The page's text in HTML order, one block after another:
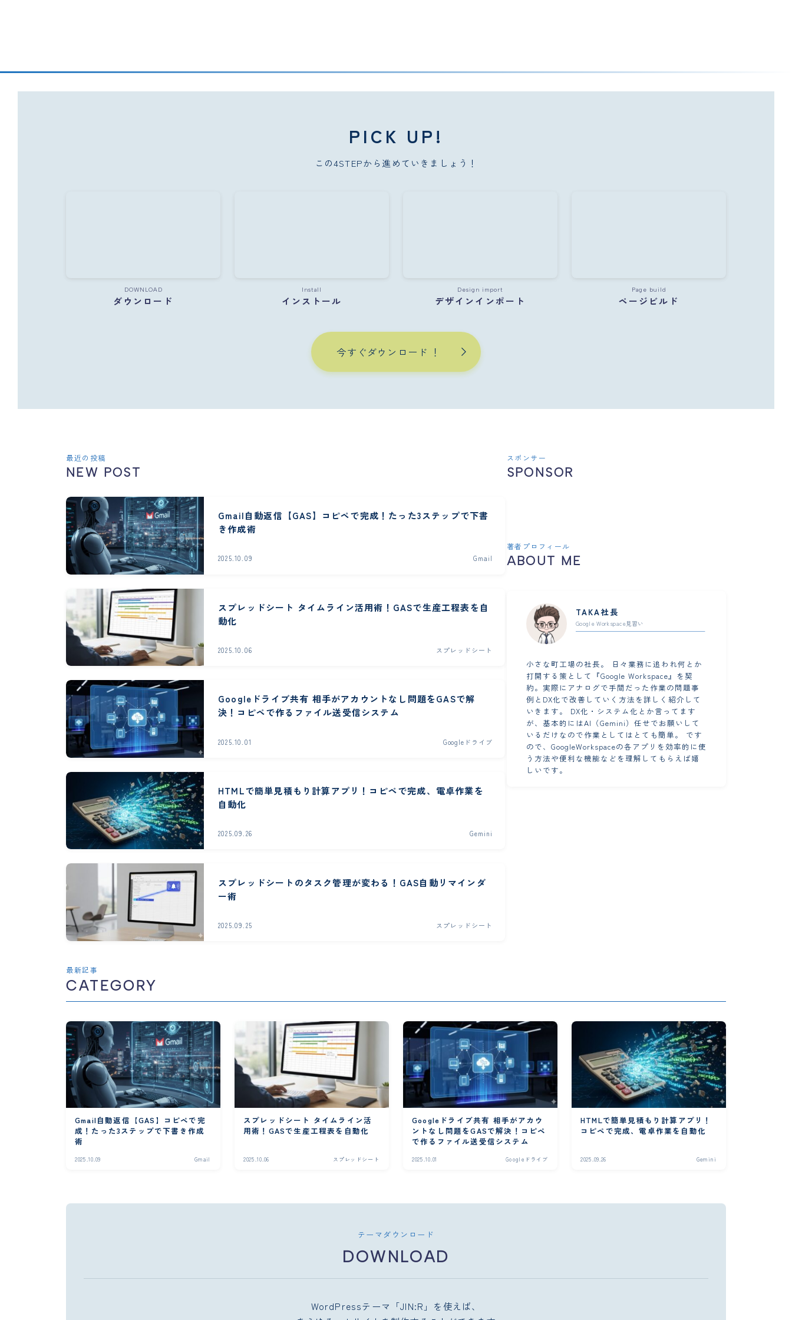
PICK UP!
この4STEPから進めていきましょう！
DOWNLOAD
ダウンロード
Install
インストール
Design import
デザインインポート
Page build
ページビルド
今すぐダウンロード ！
最近の投稿
NEW POST
Gmail自動返信【GAS】コピペで完成！たった3ステップで下書
き作成術
2025.10.09 Gmail
スプレッドシート タイムライン活用術！GASで生産工程表を自
動化
2025.10.06 スプレッドシート
Googleドライブ共有 相手がアカウントなし問題をGASで解
決！コピペで作るファイル送受信システム
2025.10.01 Googleドライブ
HTMLで簡単見積もり計算アプリ！コピペで完成、電卓作業を
自動化
2025.09.26 Gemini
スプレッドシートのタスク管理が変わる！GAS自動リマインダ
ー術
2025.09.25 スプレッドシート
スポンサー
SPONSOR
著者プロフィール
ABOUT ME
TAKA社長
Google Workspace見習い
小さな町工場の社長。 日々業務に追われ何とか
打開する策として『Google Workspace』を契
約。実際にアナログで手間だった作業の問題事
例とDX化で改善していく方法を詳しく紹介して
いきます。 DX化・システム化とか言ってます
が、基本的にはAI（Gemini）任せでお願いして
いるだけなので作業としてはとても簡単。 です
ので、GoogleWorkspaceの各アプリを効率的に使
う方法や便利な機能などを理解してもらえば嬉
しいです。
最新記事
CATEGORY
Gmail自動返信【GAS】コピペで完
成！たった3ステップで下書き作成
術
2025.10.09 Gmail
スプレッドシート タイムライン活
用術！GASで生産工程表を自動化
2025.10.06 スプレッドシート
Googleドライブ共有 相手がアカウ
ントなし問題をGASで解決！コピペ
で作るファイル送受信システム
2025.10.01 Googleドライブ
HTMLで簡単見積もり計算アプリ！
コピペで完成、電卓作業を自動化
2025.09.26 Gemini
テーマダウンロード
DOWNLOAD
WordPressテーマ「JIN:R」を使えば、